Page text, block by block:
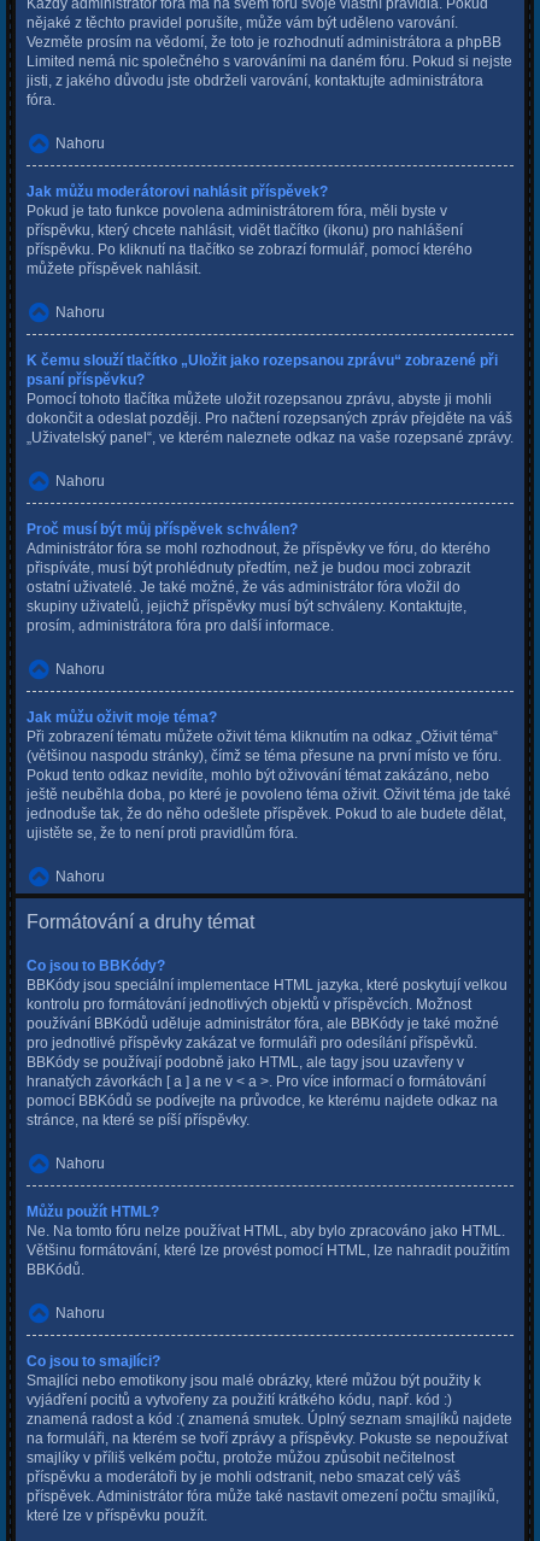
nějaké z těchto pravidel porušíte, může vám být uděleno varování.
Vezměte prosím na vědomí, že toto je rozhodnutí administrátora a phpBB
Limited nemá nic společného s varováními na daném fóru. Pokud si nejste
jisti, z jakého důvodu jste obdrželi varování, kontaktujte administrátora
fóra.
Nahoru
Jak můžu moderátorovi nahlásit příspěvek?
Pokud je tato funkce povolena administrátorem fóra, měli byste v
příspěvku, který chcete nahlásit, vidět tlačítko (ikonu) pro nahlášení
příspěvku. Po kliknutí na tlačítko se zobrazí formulář, pomocí kterého
můžete příspěvek nahlásit.
Nahoru
K čemu slouží tlačítko „Uložit jako rozepsanou zprávu“ zobrazené při
psaní příspěvku?
Pomocí tohoto tlačítka můžete uložit rozepsanou zprávu, abyste ji mohli
dokončit a odeslat později. Pro načtení rozepsaných zpráv přejděte na váš
„Uživatelský panel“, ve kterém naleznete odkaz na vaše rozepsané zprávy.
Nahoru
Proč musí být můj příspěvek schválen?
Administrátor fóra se mohl rozhodnout, že příspěvky ve fóru, do kterého
přispíváte, musí být prohlédnuty předtím, než je budou moci zobrazit
ostatní uživatelé. Je také možné, že vás administrátor fóra vložil do
skupiny uživatelů, jejichž příspěvky musí být schváleny. Kontaktujte,
prosím, administrátora fóra pro další informace.
Nahoru
Jak můžu oživit moje téma?
Při zobrazení tématu můžete oživit téma kliknutím na odkaz „Oživit téma“
(většinou naspodu stránky), čímž se téma přesune na první místo ve fóru.
Pokud tento odkaz nevidíte, mohlo být oživování témat zakázáno, nebo
ještě neuběhla doba, po které je povoleno téma oživit. Oživit téma jde také
jednoduše tak, že do něho odešlete příspěvek. Pokud to ale budete dělat,
ujistěte se, že to není proti pravidlům fóra.
Nahoru
Formátování a druhy témat
Co jsou to BBKódy?
BBKódy jsou speciální implementace HTML jazyka, které poskytují velkou
kontrolu pro formátování jednotlivých objektů v příspěvcích. Možnost
používání BBKódů uděluje administrátor fóra, ale BBKódy je také možné
pro jednotlivé příspěvky zakázat ve formuláři pro odesílání příspěvků.
BBKódy se používají podobně jako HTML, ale tagy jsou uzavřeny v
hranatých závorkách [ a ] a ne v < a >. Pro více informací o formátování
pomocí BBKódů se podívejte na průvodce, ke kterému najdete odkaz na
stránce, na které se píší příspěvky.
Nahoru
Můžu použít HTML?
Ne. Na tomto fóru nelze používat HTML, aby bylo zpracováno jako HTML.
Většinu formátování, které lze provést pomocí HTML, lze nahradit použitím
BBKódů.
Nahoru
Co jsou to smajlíci?
Smajlíci nebo emotikony jsou malé obrázky, které můžou být použity k
vyjádření pocitů a vytvořeny za použití krátkého kódu, např. kód :)
znamená radost a kód :( znamená smutek. Úplný seznam smajlíků najdete
na formuláři, na kterém se tvoří zprávy a příspěvky. Pokuste se nepoužívat
smajlíky v příliš velkém počtu, protože můžou způsobit nečitelnost
příspěvku a moderátoři by je mohli odstranit, nebo smazat celý váš
příspěvek. Administrátor fóra může také nastavit omezení počtu smajlíků,
které lze v příspěvku použít.